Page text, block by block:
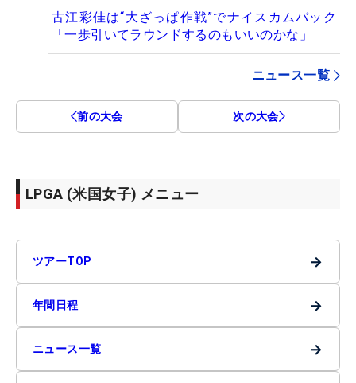
古江彩佳は“大ざっぱ作戦”でナイスカムバック
「一歩引いてラウンドするのもいいのかな」
ニュース一覧
前の大会 次の大会
LPGA (米国女子) メニュー
ツアーTOP →
年間日程 →
ニュース一覧 →